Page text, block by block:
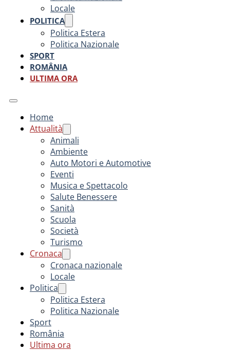
Locale
POLITICA
Politica Estera
Politica Nazionale
SPORT
ROMÂNIA
ULTIMA ORA
Home
Attualità
Animali
Ambiente
Auto Motori e Automotive
Eventi
Musica e Spettacolo
Salute Benessere
Sanità
Scuola
Società
Turismo
Cronaca
Cronaca nazionale
Locale
Politica
Politica Estera
Politica Nazionale
Sport
România
Ultima ora